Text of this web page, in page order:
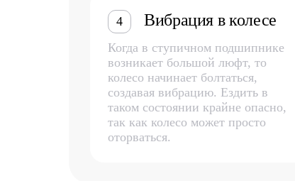
4 Вибрация в колесе
Когда в ступичном подшипнике
возникает большой люфт, то
колесо начинает болтаться,
создавая вибрацию. Ездить в
таком состоянии крайне опасно,
так как колесо может просто
оторваться.